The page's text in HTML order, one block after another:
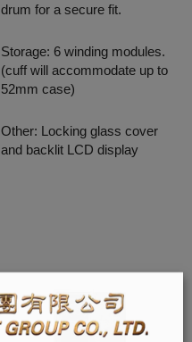
drum for a secure fit.
Storage: 6 winding modules.
(cuff will accommodate up to
52mm case)
Other: Locking glass cover
and backlit LCD display